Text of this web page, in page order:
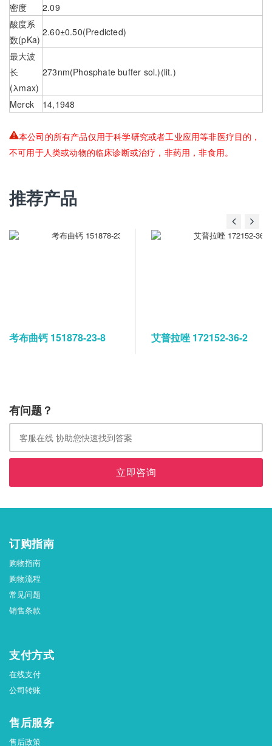
密度
2.09
酸度系
数(pKa)
2.60±0.50(Predicted)
最大波
长
(λmax)
273nm(Phosphate buffer sol.)(lit.)
Merck 14,1948
本公司的所有产品仅用于科学研究或者工业应用等非医疗目的，
不可用于人类或动物的临床诊断或治疗，非药用，非食用。
推荐产品
考布曲钙 151878-23-8 艾普拉唑 172152-36-2
有问题？
立即咨询
订购指南
购物指南
购物流程
常见问题
销售条款
支付方式
在线支付
公司转账
售后服务
售后政策